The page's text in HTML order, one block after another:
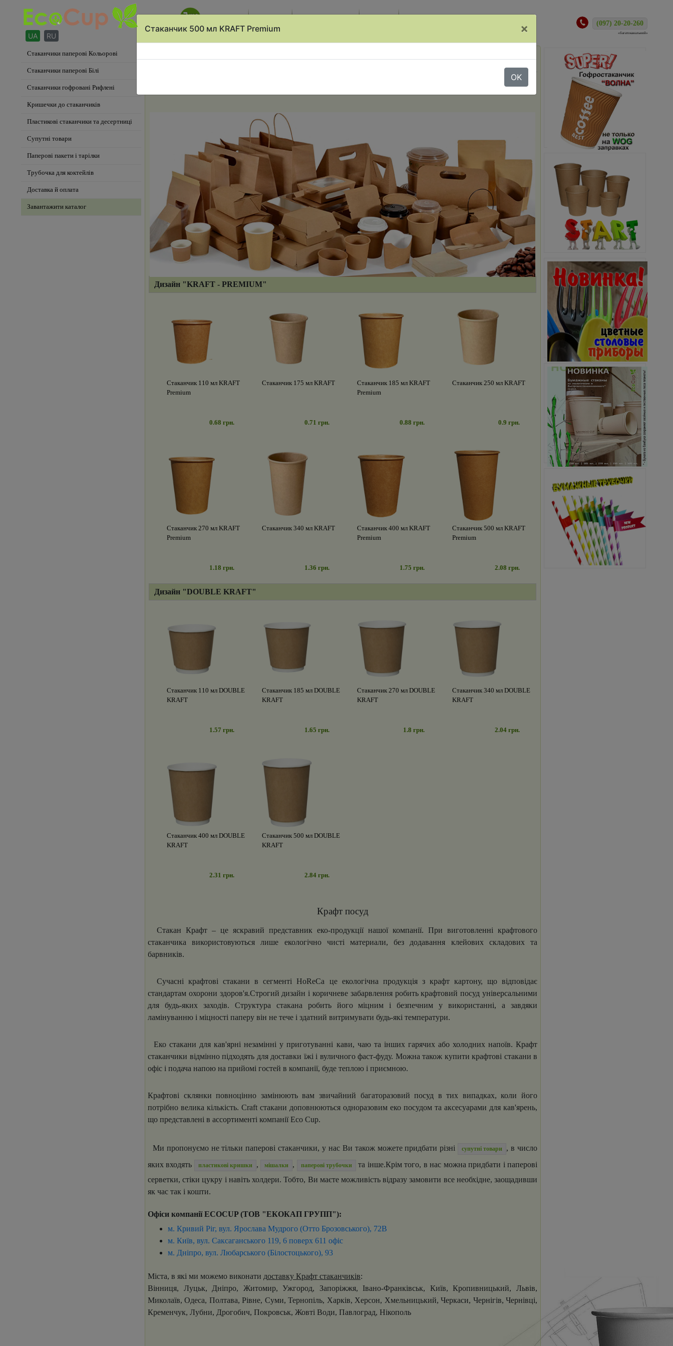
(097) 20-20-260
«багатоканальний»
Стаканчик 500 мл KRAFT Premium ×
OK
Дизайн "KRAFT - PREMIUM"
Стаканчик 110 мл KRAFT
Premium
0.68 грн.
Стаканчик 175 мл KRAFT
0.71 грн.
Стаканчик 185 мл KRAFT
Premium
0.88 грн.
Стаканчик 250 мл KRAFT
0.9 грн.
Стаканчик 270 мл KRAFT
Premium
1.18 грн.
Стаканчик 340 мл KRAFT
1.36 грн.
Стаканчик 400 мл KRAFT
Premium
1.75 грн.
Стаканчик 500 мл KRAFT
Premium
2.08 грн.
Дизайн "DOUBLE KRAFT"
Стаканчик 110 мл DOUBLE
KRAFT
1.57 грн.
Стаканчик 185 мл DOUBLE
KRAFT
1.65 грн.
Стаканчик 270 мл DOUBLE
KRAFT
1.8 грн.
Стаканчик 340 мл DOUBLE
KRAFT
2.04 грн.
Стаканчик 400 мл DOUBLE
KRAFT
2.31 грн.
Стаканчик 500 мл DOUBLE
KRAFT
2.84 грн.
Крафт посуд
Стакан Крафт – це яскравий представник еко-продукції нашої компанії. При виготовленні крафтового
стаканчика використовуються лише екологічно чисті материали, без додавання клейових складових та
барвників.
Сучасні крафтові стакани в сегменті HoReCa це екологічна продукція з крафт картону, що відповідає
стандартам охорони здоров'я.Строгий дизайн і коричневе забарвлення робить крафтовий посуд універсальними
для будь-яких заходів. Структура стакана робить його міцним і безпечним у використанні, а завдяки
ламінуванню і міцності паперу він не тече і здатний витримувати будь-які температури.
Еко стакани для кав'ярні незамінні у приготуванні кави, чаю та інших гарячих або холодних напоїв. Крафт
стаканчики відмінно підходять для доставки їжі і вуличного фаст-фуду. Можна також купити крафтові стакани в
офіс і подача напою на прийомі гостей в компанії, буде теплою і приємною.
Крафтові склянки повноцінно замінюють вам звичайний багаторазовий посуд в тих випадках, коли його
потрібно велика кількість. Craft стакани доповнюються одноразовим еко посудом та аксесуарами для кав'ярень,
що представлені в ассортименті компанії Eco Cup.
Ми пропонуємо не тільки паперові стаканчики, у нас Ви також можете придбати різні супутні товари
, в число
яких входять
пластикові кришки , мішалки , паперові трубочки
та інше.Крім того, в нас можна придбати і паперові
серветки, стіки цукру і навіть холдери. Тобто, Ви маєте можливість відразу замовити все необхідне, заощадивши
як час так і кошти.
Офіси компанії ECOCUP (ТОВ "ЕКОКАП ГРУПП"):
м. Кривий Ріг, вул. Ярослава Мудрого (Отто Брозовського), 72В
м. Київ, вул. Саксаганського 119, 6 поверх 611 офіс
м. Дніпро, вул. Любарського (Білостоцького), 93
Міста, в які ми можемо виконати доставку Крафт стаканчиків:
Вінниця, Луцьк, Дніпро, Житомир, Ужгород, Запоріжжя, Івано-Франківськ, Київ, Кропивницький, Львів,
Миколаїв, Одеса, Полтава, Рівне, Суми, Тернопіль, Харків, Херсон, Хмельницький, Черкаси, Чернігів, Чернівці,
Кременчук, Лубни, Дрогобич, Покровськ, Жовті Води, Павлоград, Нікополь
Стаканчики паперові Кольорові
Стаканчики паперові Білі
Стаканчики гофровані Рифлені
Кришечки до стаканчиків
Пластикові стаканчики та десертниці
Супутні товари
Паперові пакети і тарілки
Трубочка для коктейлів
Доставка й оплата
Завантажити каталог